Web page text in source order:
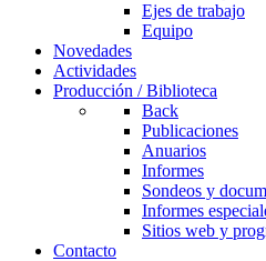
Ejes de trabajo
Equipo
Novedades
Actividades
Producción / Biblioteca
Back
Publicaciones
Anuarios
Informes
Sondeos y
Informes
Sitios web y
Contacto